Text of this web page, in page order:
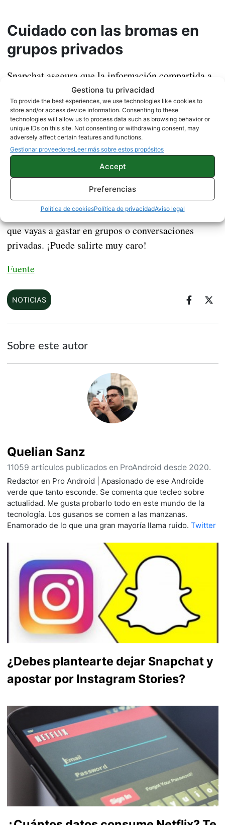
Gestiona tu privacidad
To provide the best experiences, we use technologies like cookies to
store and/or access device information. Consenting to these
technologies will allow us to process data such as browsing behavior or
unique IDs on this site. Not consenting or withdrawing consent, may
adversely affect certain features and functions.
Gestionar proveedoresLeer más sobre estos propósitos
Accept
Preferencias
Política de cookiesPolítica de privacidadAviso legal
Cuidado con las bromas en
grupos privados
Snapchat asegura que la información compartida a
través de sus chatses privada y está cifrada
que cuesta creer tras conocer los detalles de este
caso. Es importante conocer este tipo de casos para
saber que no, los grupos privados no están libres de
ojos extraños, ni siquiera de los ojos de las
inteligencias gubernamentales.
WhatsApp o Snapchat no están pendientes de que
vayas a gastarle una broma a tu compañero de
trabajo, pero ten cuidado con cierto tipo de bromas
que vayas a gastar en grupos o conversaciones
privadas. ¡Puede salirte muy caro!
Fuente
NOTICIAS
Sobre este autor
Quelian Sanz
11059 artículos publicados en ProAndroid desde 2020.
Redactor en Pro Android | Apasionado de ese Androide
verde que tanto esconde. Se comenta que tecleo sobre
actualidad. Me gusta probarlo todo en este mundo de la
tecnología. Los gusanos se comen a las manzanas.
Enamorado de lo que una gran mayoría llama ruido. Twitter
¿Debes plantearte dejar Snapchat y
apostar por Instagram Stories?